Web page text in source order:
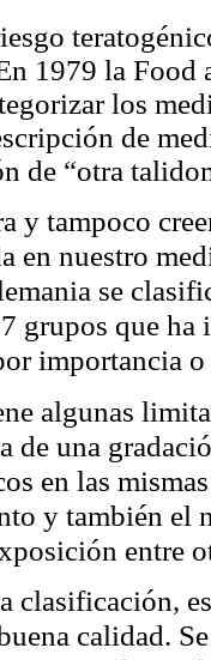
1979 la
los
de
de “otra
y tampoco
en nuestro
se
grupos que ha
importancia
algunas
de una
en las
y también el
entre
clasificación,
calidad.